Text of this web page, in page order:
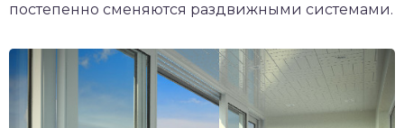
постепенно сменяются раздвижными системами.